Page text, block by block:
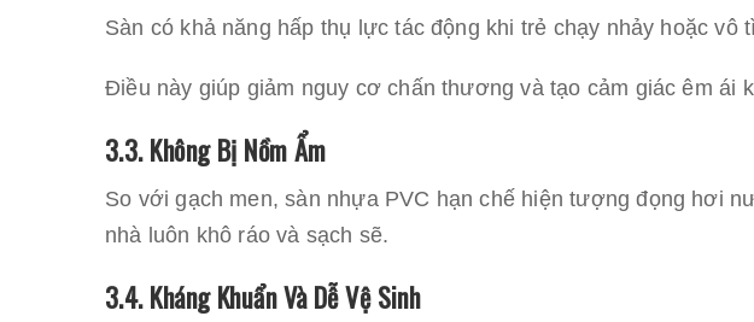
Sàn có khả năng hấp thụ lực tác động khi trẻ chạy nhảy hoặc vô
Điều này giúp giảm nguy cơ chấn thương và tạo cảm giác êm ái
3.3. Không Bị Nồm Ẩm
So với gạch men, sàn nhựa PVC hạn chế hiện tượng đọng hơi
nhà luôn khô ráo và sạch sẽ.
3.4. Kháng Khuẩn Và Dễ Vệ Sinh